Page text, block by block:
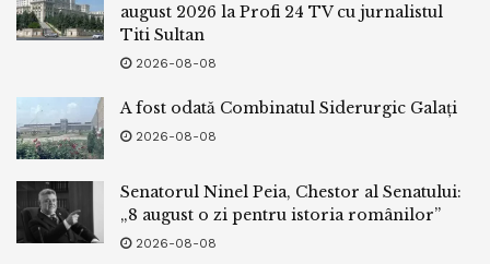
august 2026 la Profi 24 TV cu jurnalistul
Titi Sultan
2026-08-08
A fost odată Combinatul Siderurgic Galați
2026-08-08
Senatorul Ninel Peia, Chestor al Senatului:
„8 august o zi pentru istoria românilor”
2026-08-08